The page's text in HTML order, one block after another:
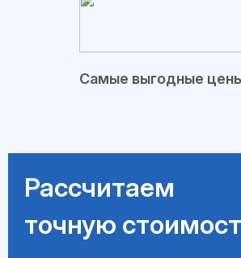
Самые выгодные
Рассчитаем
точную